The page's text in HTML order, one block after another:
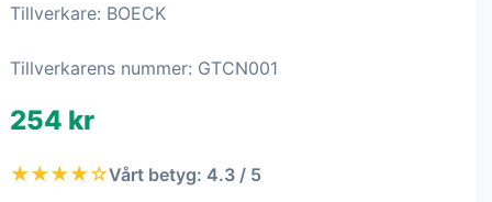
Tillverkare: BOECK
Tillverkarens nummer: GTCN001
254 kr
★★★★☆Vårt betyg: 4.3 / 5